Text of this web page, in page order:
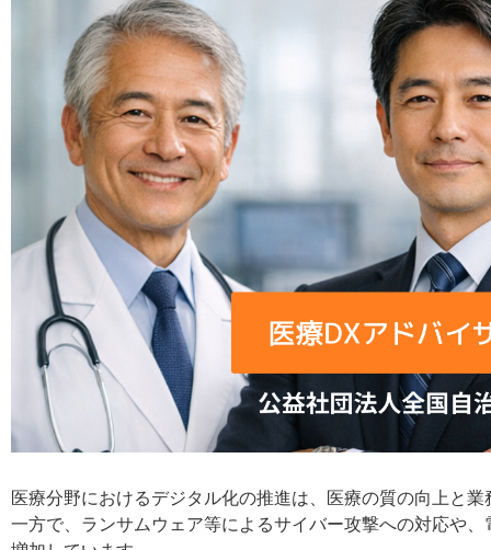
医療分野におけるデジタル化の推進は、医療の質の向上と
一方で、ランサムウェア等によるサイバー攻撃への対応や